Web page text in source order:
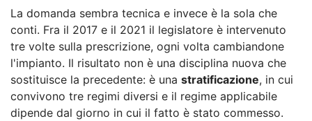
La domanda sembra tecnica e invece è la sola che
conti. Fra il 2017 e il 2021 il legislatore è intervenuto
tre volte sulla prescrizione, ogni volta cambiandone
l'impianto. Il risultato non è una disciplina nuova che
sostituisce la precedente: è una stratificazione, in cui
convivono tre regimi diversi e il regime applicabile
dipende dal giorno in cui il fatto è stato commesso.